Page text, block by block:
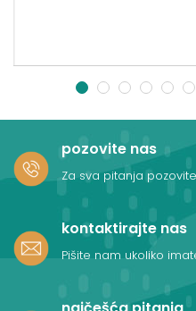
1 2 3 4 5 6
pozovite nas
Za sva pitanja pozovite
kontaktirajte nas
Pišite nam ukoliko